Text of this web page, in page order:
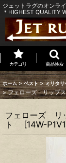
ジェットラグのオンラ
＊HIGHEST QUALITY
カテゴリ 商品検索
ホーム > ベスト > ミリタ
> フェローズ リップ
フェローズ リ
ト
[14W-P1V1